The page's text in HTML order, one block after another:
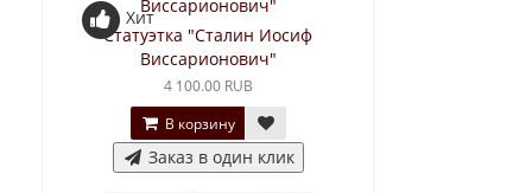
Хит
Статуэтка "Сталин Иосиф
Виссарионович"
4 100.00 RUB
В корзину
Заказ в один клик